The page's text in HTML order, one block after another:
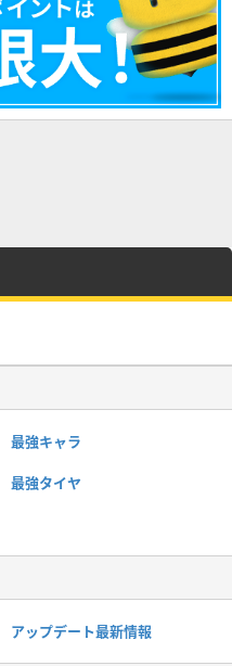
最強キャラ
最強タイヤ
アップデート最新情報